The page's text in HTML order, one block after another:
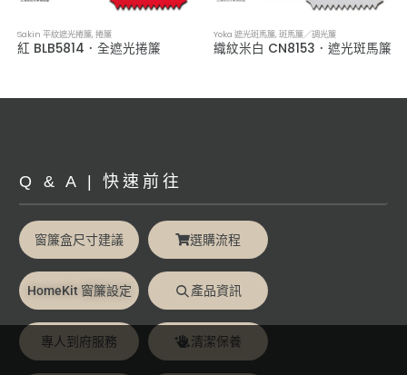
Sakin 平紋遮光捲簾,捲簾
紅 BLB5814．全遮光捲簾
Yoka 遮光斑馬簾,斑馬簾／調光簾
織紋米白 CN8153．遮光斑馬簾
Q & A | 快速前往
窗簾盒尺寸建議 選購流程
HomeKit 窗簾設定 產品資訊
專人到府服務 清潔保養